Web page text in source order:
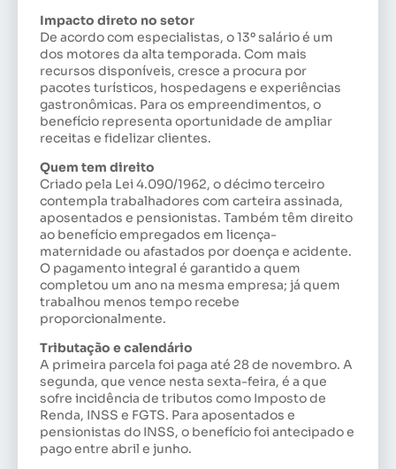
Impacto direto no setor
De acordo com especialistas, o 13º salário é um
dos motores da alta temporada. Com mais
recursos disponíveis, cresce a procura por
pacotes turísticos, hospedagens e experiências
gastronômicas. Para os empreendimentos, o
benefício representa oportunidade de ampliar
receitas e fidelizar clientes.
Quem tem direito
Criado pela Lei 4.090/1962, o décimo terceiro
contempla trabalhadores com carteira assinada,
aposentados e pensionistas. Também têm direito
ao benefício empregados em licença-
maternidade ou afastados por doença e acidente.
O pagamento integral é garantido a quem
completou um ano na mesma empresa; já quem
trabalhou menos tempo recebe
proporcionalmente.
Tributação e calendário
A primeira parcela foi paga até 28 de novembro. A
segunda, que vence nesta sexta-feira, é a que
sofre incidência de tributos como Imposto de
Renda, INSS e FGTS. Para aposentados e
pensionistas do INSS, o benefício foi antecipado e
pago entre abril e junho.